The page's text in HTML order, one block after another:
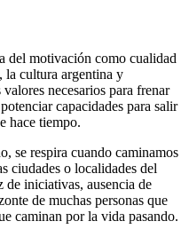
del motivación como cualidad
la cultura argentina y
necesarios para frenar
capacidades para salir
hace tiempo.
se respira cuando caminamos
ciudades o localidades del
de iniciativas, ausencia de
de muchas personas que
caminan por la vida pasando.